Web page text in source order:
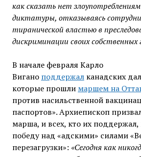
как сказать нет
диктатуры, отказываясь
тиранической властью в
дискриминации своих собственных
В начале февраля Карло
Вигано поддержалканадских
которые прошли маршем на
против насильственной
паспортов». Архиепископ
марша, и всех, кто их поддержал,
победу над «адскими» силами
перезагрузки»: «Сегодня как